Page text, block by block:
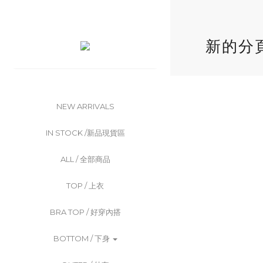
NEW ARRIVALS
IN STOCK /新品現貨區
ALL / 全部商品
TOP / 上衣
BRA TOP / 好穿內搭
BOTTOM / 下身
新的分